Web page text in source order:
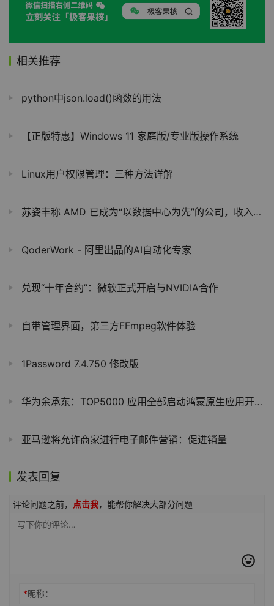
相关推荐
python中json.load()函数的用法
【正版特惠】Windows 11 家庭版/专业版操作系统
Linux用户权限管理：三种方法详解
苏姿丰称 AMD 已成为“以数据中心为先”的公司，收入占比超 50%
QoderWork - 阿里出品的AI自动化专家
兑现“十年合约”：微软正式开启与NVIDIA合作
自带管理界面，第三方FFmpeg软件体验
1Password 7.4.750 修改版
华为余承东：TOP5000 应用全部启动鸿蒙原生应用开发，1500 多个已上架
亚马逊将允许商家进行电子邮件营销：促进销量
发表回复
评论问题之前， 点击我，能帮你解决大部分问题
*昵称：